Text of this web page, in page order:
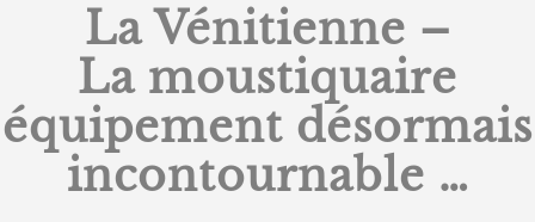
La Vénitienne –
La moustiquaire
équipement désormais
incontournable …